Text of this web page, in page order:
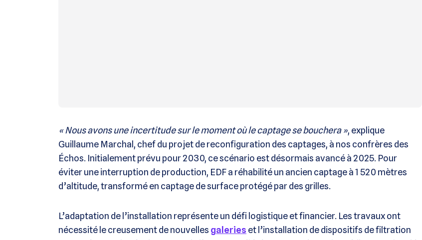
« Nous avons une incertitude sur le moment où le captage se bouchera », explique
Guillaume Marchal, chef du projet de reconfiguration des captages, à nos confrères des
Échos. Initialement prévu pour 2030, ce scénario est désormais avancé à 2025​. Pour
éviter une interruption de production, EDF a réhabilité un ancien captage à 1 520 mètres
d’altitude, transformé en captage de surface protégé par des grilles​.
L’adaptation de l’installation représente un défi logistique et financier. Les travaux ont
nécessité le creusement de nouvelles galeries et l’installation de dispositifs de filtration